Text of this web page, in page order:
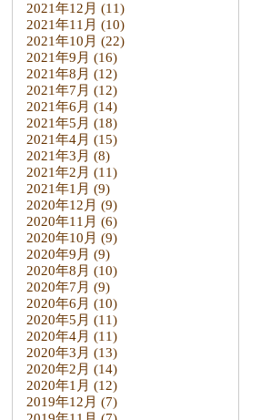
2021年12月 (11)
2021年11月 (10)
2021年10月 (22)
2021年9月 (16)
2021年8月 (12)
2021年7月 (12)
2021年6月 (14)
2021年5月 (18)
2021年4月 (15)
2021年3月 (8)
2021年2月 (11)
2021年1月 (9)
2020年12月 (9)
2020年11月 (6)
2020年10月 (9)
2020年9月 (9)
2020年8月 (10)
2020年7月 (9)
2020年6月 (10)
2020年5月 (11)
2020年4月 (11)
2020年3月 (13)
2020年2月 (14)
2020年1月 (12)
2019年12月 (7)